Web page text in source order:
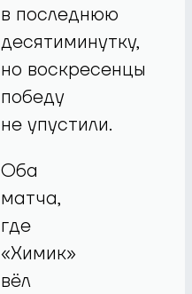
в последнюю
десятиминутку,
но воскресенцы
победу
не упустили.
Оба
матча,
где
«Химик»
вёл